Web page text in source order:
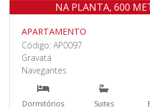
NA PLANTA, 600
APARTAMENTO
Código: AP0097
Gravatá
Navegantes
Dormitórios Suites